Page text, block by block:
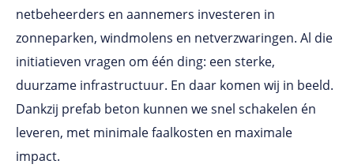
netbeheerders en aannemers investeren in
zonneparken, windmolens en netverzwaringen. Al die
initiatieven vragen om één ding: een sterke,
duurzame infrastructuur. En daar komen wij in beeld.
Dankzij prefab beton kunnen we snel schakelen én
leveren, met minimale faalkosten en maximale
impact.